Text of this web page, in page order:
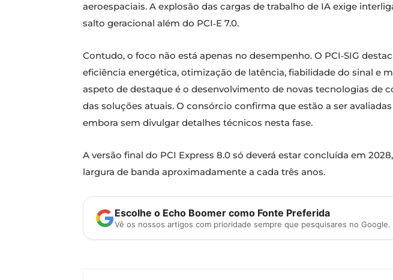
aeroespaciais. A explosão das cargas de trabalho de IA exige
salto geracional além do PCI‑E 7.0.
Contudo, o foco não está apenas no desempenho. O PCI‑SIG
eficiência energética, otimização de latência, fiabilidade do sinal e
aspeto de destaque é o desenvolvimento de novas tecnologias de
das soluções atuais. O consórcio confirma que estão a ser
embora sem divulgar detalhes técnicos nesta fase.
A versão final do PCI Express 8.0 só deverá estar concluída em
largura de banda aproximadamente a cada três anos.
Escolhe o Echo Boomer como Fonte Preferida
Vê os nossos artigos com prioridade sempre que pesquisares no Google.